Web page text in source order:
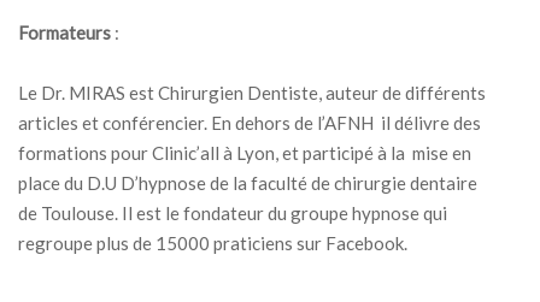
Formateurs :
Le Dr. MIRAS est Chirurgien Dentiste, auteur de différents
articles et conférencier. En dehors de l’AFNH il délivre des
formations pour Clinic’all à Lyon, et participé à la mise en
place du D.U D’hypnose de la faculté de chirurgie dentaire
de Toulouse. Il est le fondateur du groupe hypnose qui
regroupe plus de 15000 praticiens sur Facebook.